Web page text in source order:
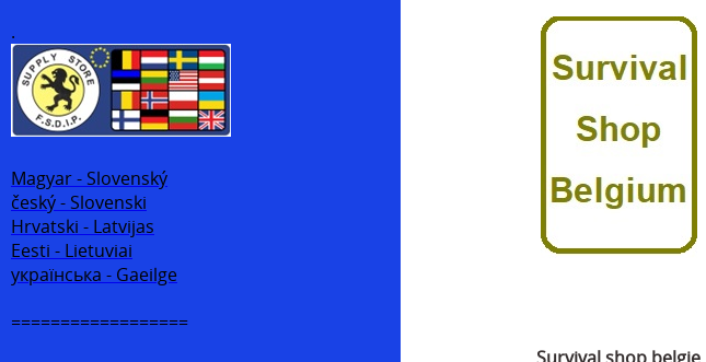
.
Magyar - Slovenský
český - Slovenski
Hrvatski - Latvijas
Eesti - Lietuviai
українська - Gaeilge
==================